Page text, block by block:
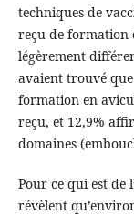
techniques de
reçu de formation
légèrement
avaient trouvé
formation en
reçu, et 12,9%
domaines
Pour ce qui est de
révèlent